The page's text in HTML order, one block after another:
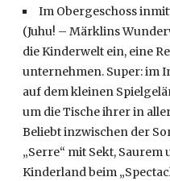
Im Obergeschoss
(Juhu! – Märklins
die Kinderwelt ein, eine
unternehmen. Super: im
auf dem kleinen
um die Tische ihrer in
Beliebt inzwischen der
„Serre“ mit Sekt,
Kinderland beim